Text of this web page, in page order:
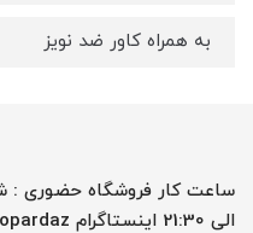
به همراه کاور ضد نویز
الی 21:30 اینستاگرام karinopardaz@